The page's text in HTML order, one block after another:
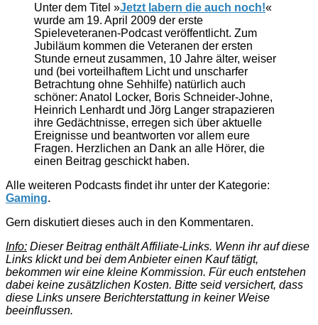
Unter dem Titel »Jetzt labern die auch noch!«
wurde am 19. April 2009 der erste
Spieleveteranen-Podcast veröffentlicht. Zum
Jubiläum kommen die Veteranen der ersten
Stunde erneut zusammen, 10 Jahre älter, weiser
und (bei vorteilhaftem Licht und unscharfer
Betrachtung ohne Sehhilfe) natürlich auch
schöner: Anatol Locker, Boris Schneider-Johne,
Heinrich Lenhardt und Jörg Langer strapazieren
ihre Gedächtnisse, erregen sich über aktuelle
Ereignisse und beantworten vor allem eure
Fragen. Herzlichen an Dank an alle Hörer, die
einen Beitrag geschickt haben.
Alle weiteren Podcasts findet ihr unter der Kategorie:
Gaming.
Gern diskutiert dieses auch in den Kommentaren.
Info: Dieser Beitrag enthält Affiliate-Links. Wenn ihr auf diese
Links klickt und bei dem Anbieter einen Kauf tätigt,
bekommen wir eine kleine Kommission. Für euch entstehen
dabei keine zusätzlichen Kosten. Bitte seid versichert, dass
diese Links unsere Berichterstattung in keiner Weise
beeinflussen.